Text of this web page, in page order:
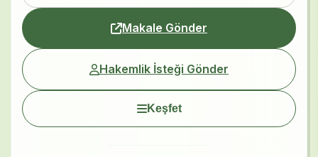
Makale Gönder
Hakemlik İsteği Gönder
Keşfet